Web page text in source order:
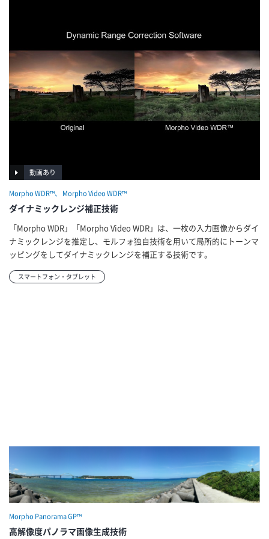
動画あり
Morpho WDR™、 Morpho Video WDR™
ダイナミックレンジ補正技術
「Morpho WDR」「Morpho Video WDR」は、一枚の入力画像からダイ
ナミックレンジを推定し、モルフォ独自技術を用いて局所的にトーンマ
ッピングをしてダイナミックレンジを補正する技術です。
スマートフォン・タブレット
Morpho Panorama GP™
高解像度パノラマ画像生成技術